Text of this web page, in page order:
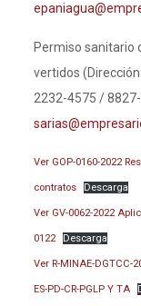
Permiso sanitario
vertidos
2232-4575 /
Ver GOP-0160-2022
contratos Descarga
Ver GV-0062-2022
0122 Descarga
Ver R-MINAE-DGTCC-
ES-PD-CR-PGLP Y TA